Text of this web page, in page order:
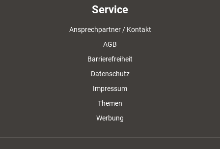
Service
Ansprechpartner / Kontakt
AGB
Barrierefreiheit
Datenschutz
Impressum
Themen
Werbung